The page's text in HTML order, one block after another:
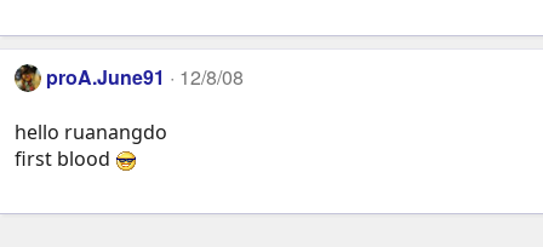
proA.June91 12/8/08
hello ruanangdo
first blood